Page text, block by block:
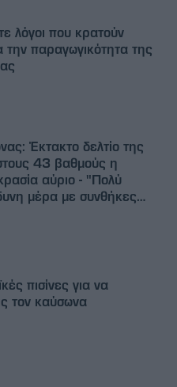
λόγοι που κρατούν
την παραγωγικότητα της
Έκτακτο δελτίο της
43 βαθμούς η
αύριο - "Πολύ
μέρα με συνθήκες
πισίνες για να
τον καύσωνα